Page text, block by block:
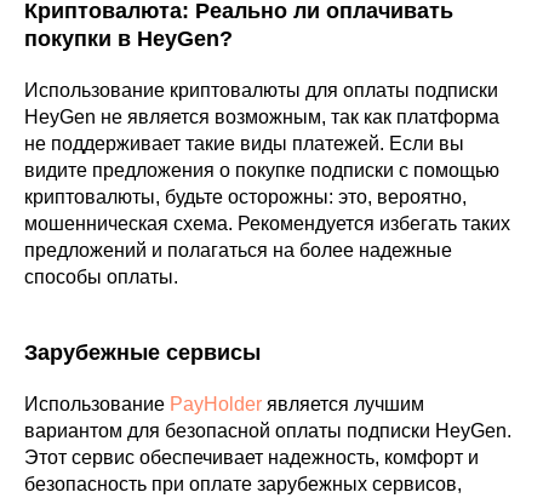
Криптовалюта: Реально ли оплачивать
покупки в HeyGen?
Использование криптовалюты для оплаты подписки
HeyGen не является возможным, так как платформа
не поддерживает такие виды платежей. Если вы
видите предложения о покупке подписки с помощью
криптовалюты, будьте осторожны: это, вероятно,
мошенническая схема. Рекомендуется избегать таких
предложений и полагаться на более надежные
способы оплаты.
Зарубежные сервисы
Использование PayHolder является лучшим
вариантом для безопасной оплаты подписки HeyGen.
Этот сервис обеспечивает надежность, комфорт и
безопасность при оплате зарубежных сервисов,